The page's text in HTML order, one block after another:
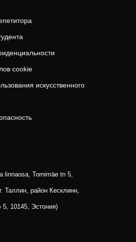
cookie
искусственного
linnaosa, Tornimäe tn 5,
Таллин, район Кесклинн,
5, 10145, Эстония)